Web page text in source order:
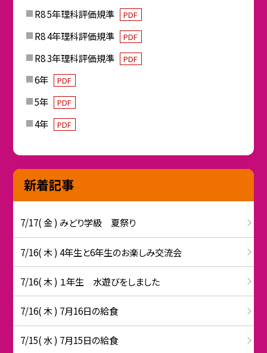
R8 5年理科評価規準 PDF
R8 4年理科評価規準 PDF
R8 3年理科評価規準 PDF
6年 PDF
5年 PDF
4年 PDF
新着記事
7/17( 金 ) みどり学級 夏祭り
7/16( 木 ) 4年生と6年生のお楽しみ交流会
7/16( 木 ) １年生 水遊びをしました
7/16( 木 ) 7月16日の給食
7/15( 水 ) 7月15日の給食